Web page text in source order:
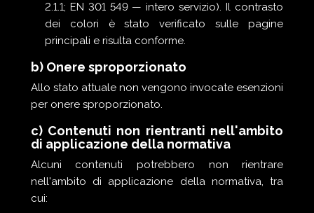
2.1.1; EN 301 549 — intero servizio). Il contrasto
dei colori è stato verificato sulle pagine
principali e risulta conforme.
b) Onere sproporzionato
Allo stato attuale non vengono invocate esenzioni
per onere sproporzionato.
c) Contenuti non rientranti nell'ambito
di applicazione della normativa
Alcuni contenuti potrebbero non rientrare
nell'ambito di applicazione della normativa, tra
cui: